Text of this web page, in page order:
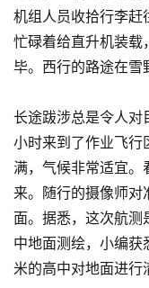
机组人员收拾行李赶
忙碌着给直升机装载
毕。西行的路途在雪
长途跋涉总是令人对
小时来到了作业飞行
满，气候非常适宜。
来。随行的摄像师对
面。据悉，这次航测
中地面测绘，小编获
米的高中对地面进行